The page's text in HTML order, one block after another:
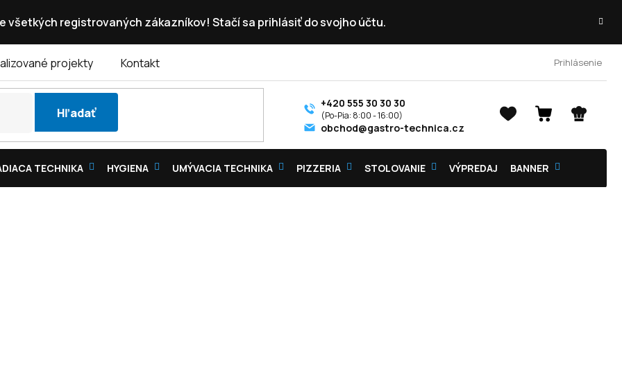
všetkých registrovaných zákazníkov! Stačí sa prihlásiť do svojho účtu.
projekty Kontakt Prihlásenie
Hľadať
NÁKUPNÝ
+420 555 30 30 30
obchod@gastro-technica.cz
TECHNIKA HYGIENA UMÝVACIA TECHNIKA PIZZERIA STOLOVANIE VÝPREDAJ BANNER